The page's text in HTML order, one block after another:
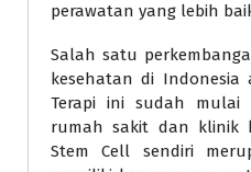
perawatan yang lebih
Salah satu
kesehatan di Indonesia
Terapi ini sudah mulai
rumah sakit dan klinik
Stem Cell sendiri